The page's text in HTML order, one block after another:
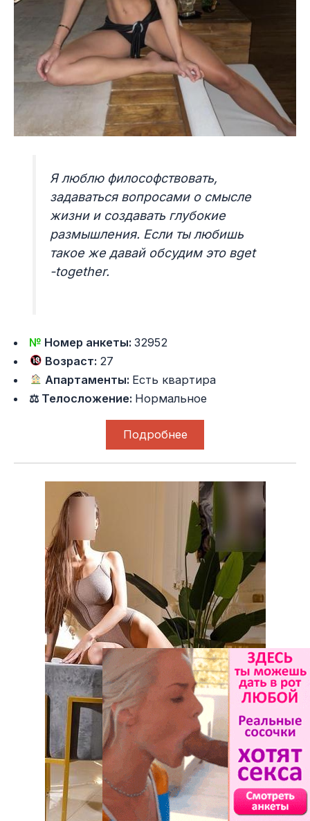
Я люблю философствовать,
задаваться вопросами о смысле
жизни и создавать глубокие
размышления. Если ты любишь
такое же давай обсудим это вget
-together.
№ Номер анкеты:32952
Возраст: 27
Апартаменты: Есть квартира
⚖ Телосложение: Нормальное
Подробнее